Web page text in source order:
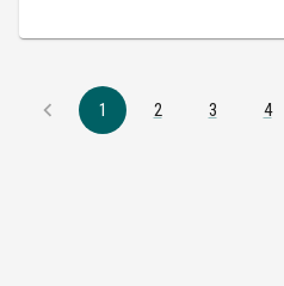
1 2 3 4